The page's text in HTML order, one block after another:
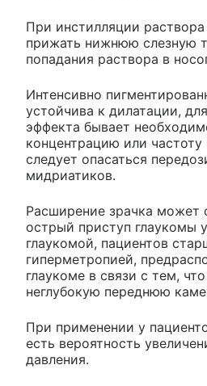
При инстилляции
прижать нижнюю слезную
попадания раствора в
Интенсивно
устойчива к дилатации,
эффекта бывает
концентрацию или
следует опасаться
мидриатиков.
Расширение зрачка может
острый приступ глаукомы
глаукомой, пациентов
гиперметропией,
глаукоме в связи с тем,
неглубокую переднюю
При применении у
есть вероятность
давления.